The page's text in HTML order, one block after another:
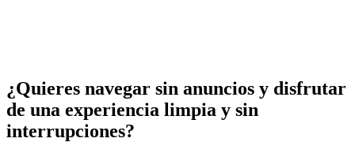
¿Quieres navegar sin anuncios y disfrutar
de una experiencia limpia y sin
interrupciones?